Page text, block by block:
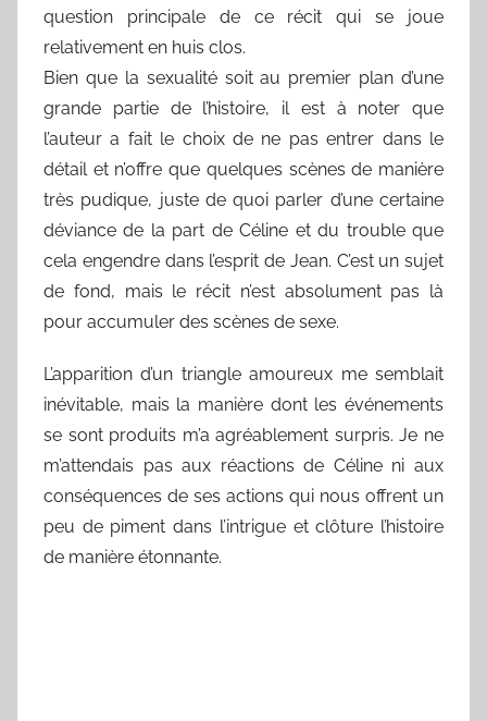
question principale de ce récit qui se joue
relativement en huis clos.
Bien que la sexualité soit au premier plan d’une
grande partie de l’histoire, il est à noter que
l’auteur a fait le choix de ne pas entrer dans le
détail et n’offre que quelques scènes de manière
très pudique, juste de quoi parler d’une certaine
déviance de la part de Céline et du trouble que
cela engendre dans l’esprit de Jean. C’est un sujet
de fond, mais le récit n’est absolument pas là
pour accumuler des scènes de sexe.
L’apparition d’un triangle amoureux me semblait
inévitable, mais la manière dont les événements
se sont produits m’a agréablement surpris. Je ne
m’attendais pas aux réactions de Céline ni aux
conséquences de ses actions qui nous offrent un
peu de piment dans l’intrigue et clôture l’histoire
de manière étonnante.